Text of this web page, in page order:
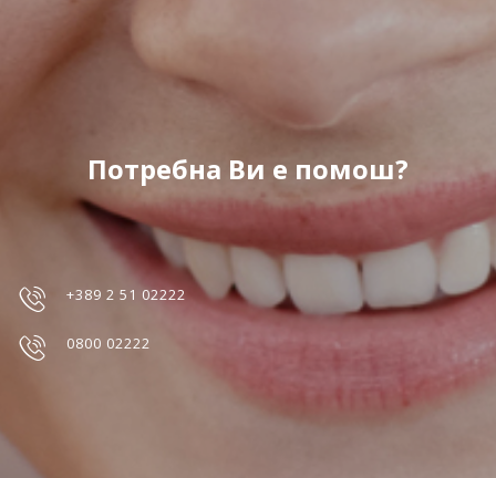
Потребна Ви е помош?
+389 2 51 02222
0800 02222